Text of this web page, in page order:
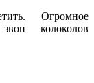
Огромное
колоколов